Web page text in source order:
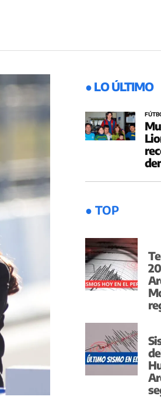
● LO ÚLTIMO
● TOP